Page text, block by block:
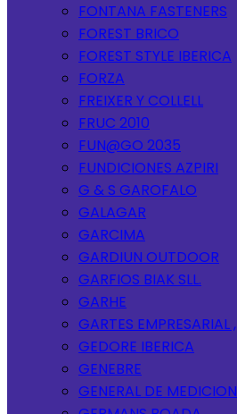
FONTANA FASTENERS
FOREST BRICO
FOREST STYLE IBERICA
FORZA
FREIXER Y COLLELL
FRUC 2010
FUN@GO 2035
FUNDICIONES AZPIRI
G & S GAROFALO
GALAGAR
GARCIMA
GARDIUN OUTDOOR
GARFIOS BIAK SLL.
GARHE
GARTES EMPRESARIAL ,
GEDORE IBERICA
GENEBRE
GENERAL DE MEDICION